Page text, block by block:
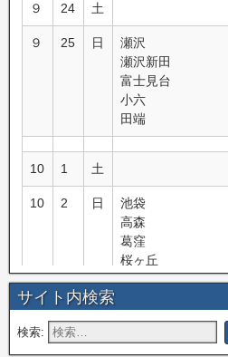
９ 24 土
９ 25 日
瀬沢
瀬沢新田
富士見台
小六
田端
10 1 土
10 2 日
池袋
高森
葛窪
桜ヶ丘
富里
10 8 土
9 日
信濃境
サイト内検索
検索: